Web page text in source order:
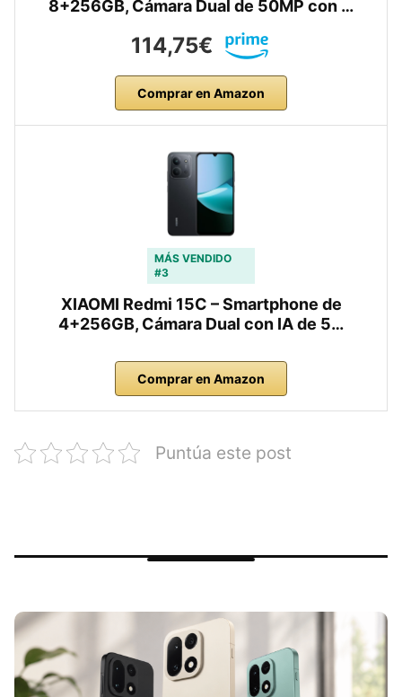
8+256GB, Cámara Dual de 50MP con …
114,75€
Comprar en Amazon
MÁS VENDIDO
#3
XIAOMI Redmi 15C – Smartphone de
4+256GB, Cámara Dual con IA de 5…
Comprar en Amazon
Puntúa este post